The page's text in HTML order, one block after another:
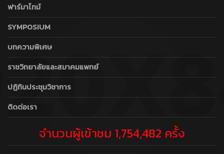
ฟาร์มาไทม์
SYMPOSIUM
บทความพิเศษ
ราชวิทยาลัยและสมาคมแพทย์
ปฏิทินประชุมวิชาการ
ติดต่อเรา
จำนวนผู้เข้าชม 1,754,482 ครั้ง